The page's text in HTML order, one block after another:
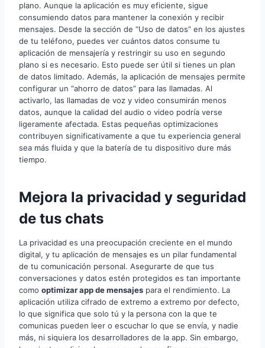
plano. Aunque la aplicación es muy eficiente, sigue
consumiendo datos para mantener la conexión y recibir
mensajes. Desde la sección de “Uso de datos” en los ajustes
de tu teléfono, puedes ver cuántos datos consume tu
aplicación de mensajería y restringir su uso en segundo
plano si es necesario. Esto puede ser útil si tienes un plan
de datos limitado. Además, la aplicación de mensajes permite
configurar un “ahorro de datos” para las llamadas. Al
activarlo, las llamadas de voz y video consumirán menos
datos, aunque la calidad del audio o video podría verse
ligeramente afectada. Estas pequeñas optimizaciones
contribuyen significativamente a que tu experiencia general
sea más fluida y que la batería de tu dispositivo dure más
tiempo.
Mejora la privacidad y seguridad
de tus chats
La privacidad es una preocupación creciente en el mundo
digital, y tu aplicación de mensajes es un pilar fundamental
de tu comunicación personal. Asegurarte de que tus
conversaciones y datos estén protegidos es tan importante
como optimizar app de mensajes para el rendimiento. La
aplicación utiliza cifrado de extremo a extremo por defecto,
lo que significa que solo tú y la persona con la que te
comunicas pueden leer o escuchar lo que se envía, y nadie
más, ni siquiera los desarrolladores de la app. Sin embargo,